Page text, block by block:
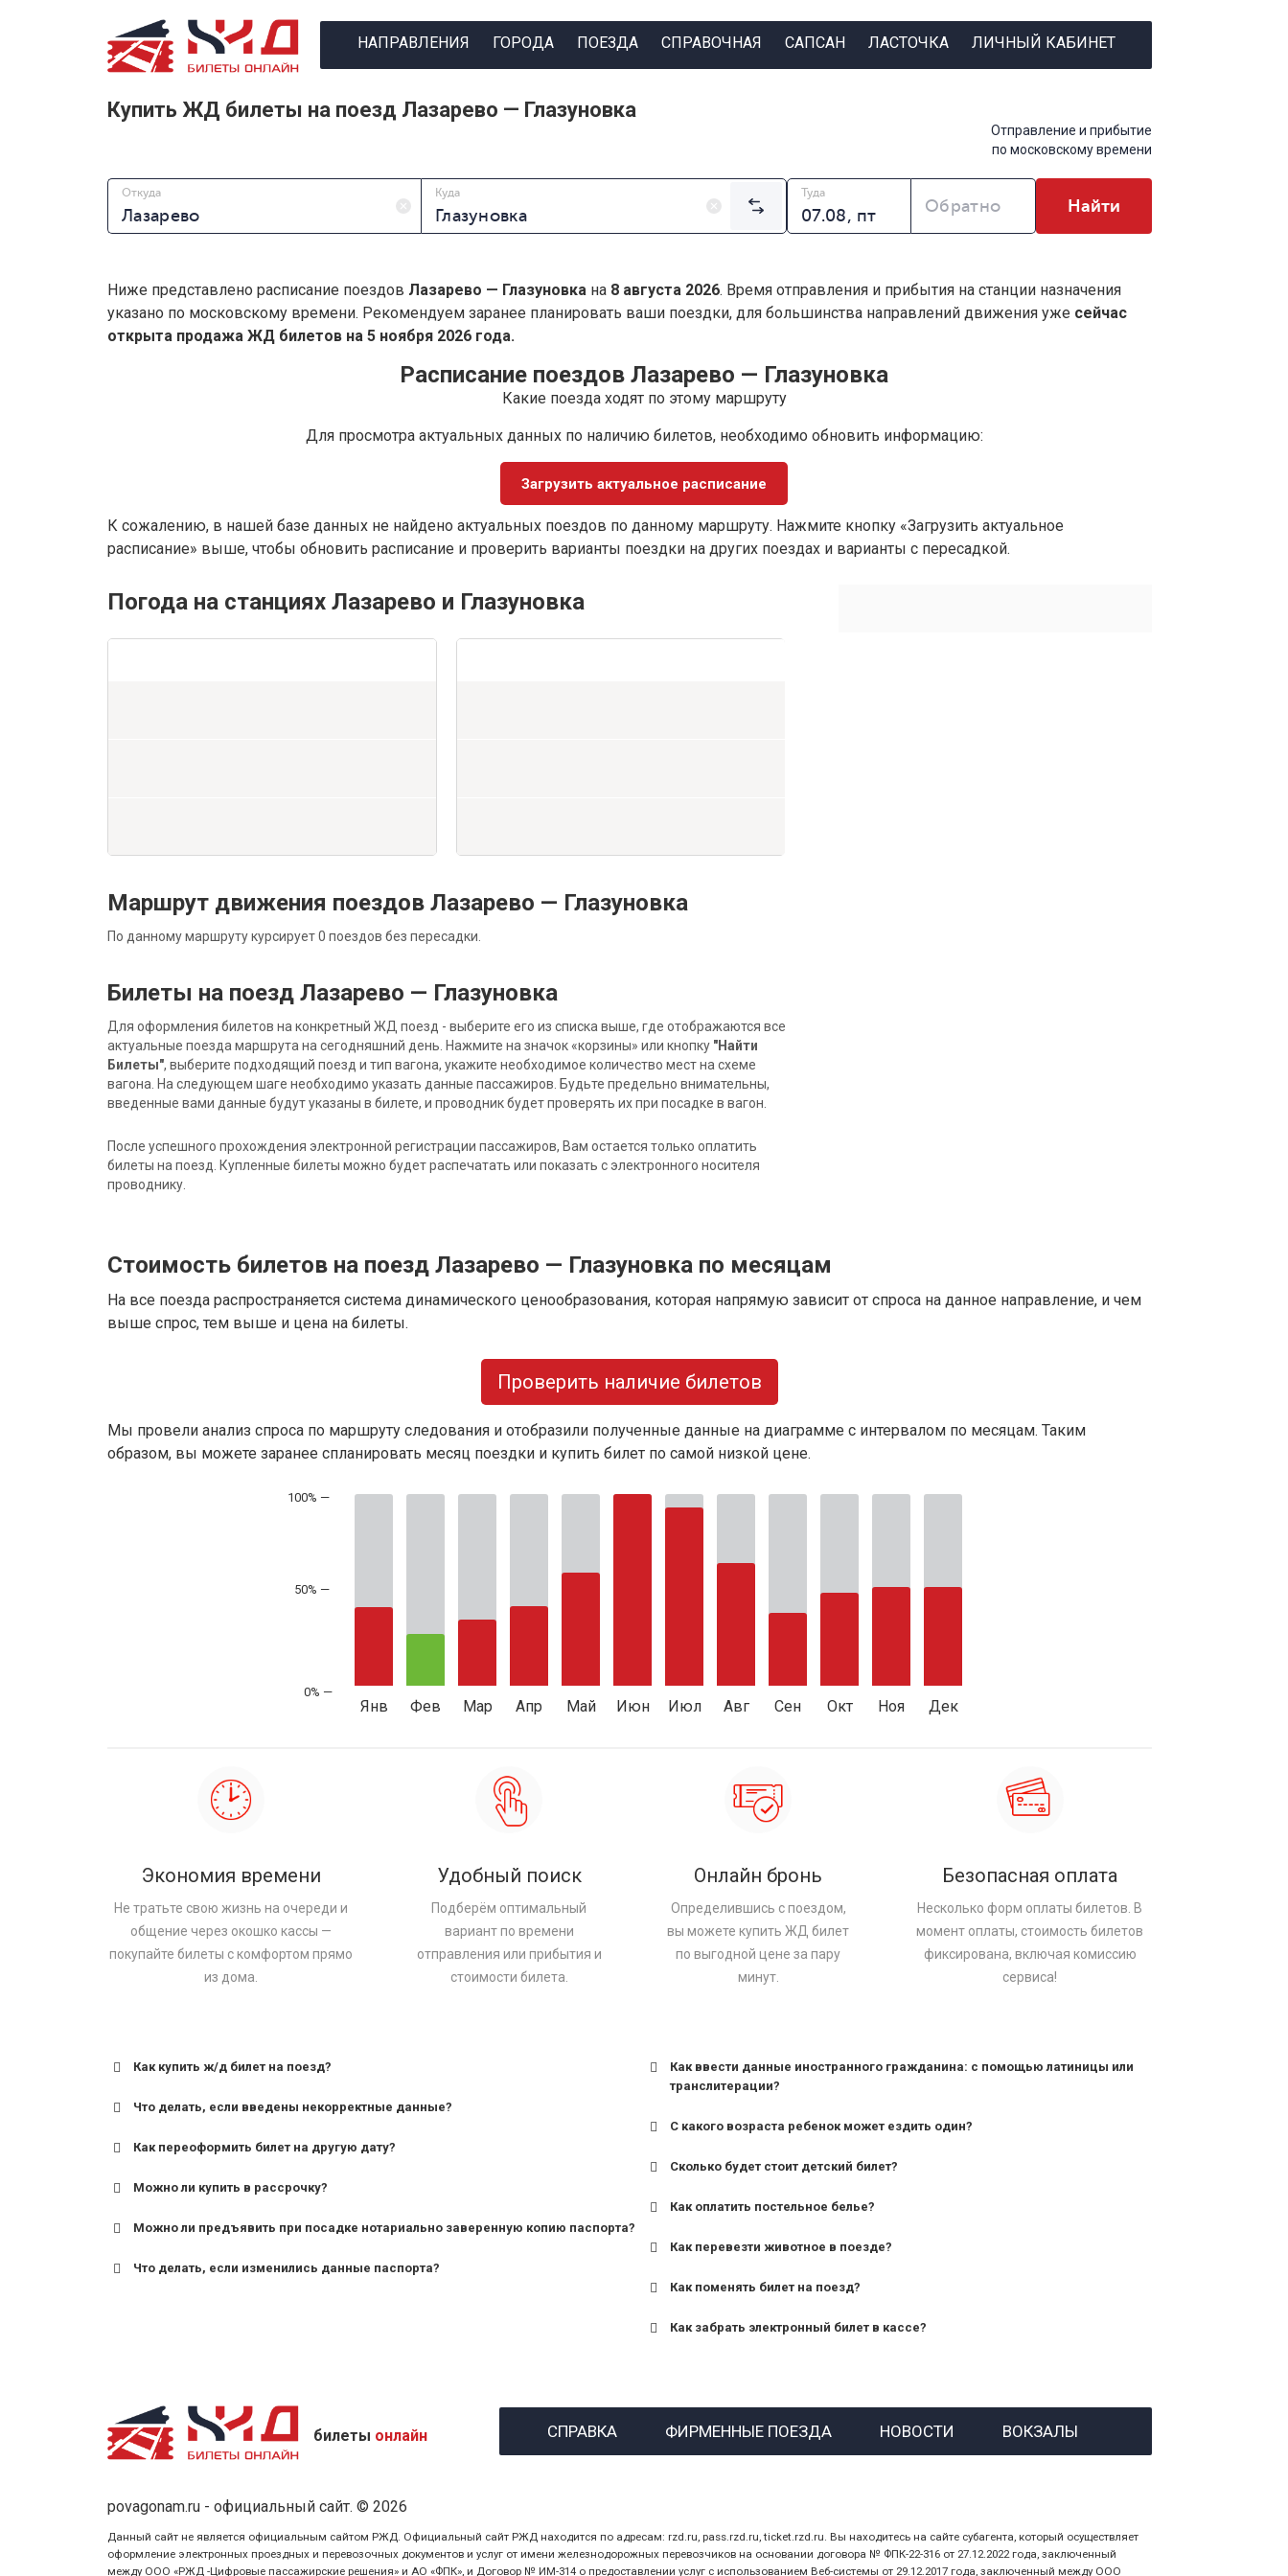
НАПРАВЛЕНИЯ ГОРОДА ПОЕЗДА СПРАВОЧНАЯ САПСАН ЛАСТОЧКА ЛИЧНЫЙ КАБИНЕТ
Купить ЖД билеты на поезд Лазарево — Глазуновка
Отправление и прибытие
по московскому времени
Откуда Куда Туда
Обратно Найти
Ниже представлено расписание поездов Лазарево — Глазуновка на 8 августа 2026. Время отправления и прибытия на станции назначения
указано по московскому времени. Рекомендуем заранее планировать ваши поездки, для большинства направлений движения уже сейчас
открыта продажа ЖД билетов на 5 ноября 2026 года.
Расписание поездов Лазарево — Глазуновка
Какие поезда ходят по этому маршруту
Для просмотра актуальных данных по наличию билетов, необходимо обновить информацию:
Загрузить актуальное расписание
К сожалению, в нашей базе данных не найдено актуальных поездов по данному маршруту. Нажмите кнопку «Загрузить актуальное
расписание» выше, чтобы обновить расписание и проверить варианты поездки на других поездах и варианты с пересадкой.
Погода на станциях Лазарево и Глазуновка
Маршрут движения поездов Лазарево — Глазуновка
По данному маршруту курсирует 0 поездов без пересадки.
Билеты на поезд Лазарево — Глазуновка
Для оформления билетов на конкретный ЖД поезд - выберите его из списка выше, где отображаются все
актуальные поезда маршрута на сегодняшний день. Нажмите на значок «корзины» или кнопку "Найти
Билеты", выберите подходящий поезд и тип вагона, укажите необходимое количество мест на схеме
вагона. На следующем шаге необходимо указать данные пассажиров. Будьте предельно внимательны,
введенные вами данные будут указаны в билете, и проводник будет проверять их при посадке в вагон.
После успешного прохождения электронной регистрации пассажиров, Вам остается только оплатить
билеты на поезд. Купленные билеты можно будет распечатать или показать с электронного носителя
проводнику.
Стоимость билетов на поезд Лазарево — Глазуновка по месяцам
На все поезда распространяется система динамического ценообразования, которая напрямую зависит от спроса на данное направление, и чем
выше спрос, тем выше и цена на билеты.
Проверить наличие билетов
Мы провели анализ спроса по маршруту следования и отобразили полученные данные на диаграмме с интервалом по месяцам. Таким
образом, вы можете заранее спланировать месяц поездки и купить билет по самой низкой цене.
50% —
Янв Фев Мар Апр Май Июн Июл Авг Сен Окт Ноя Дек
Экономия времени
Не тратьте свою жизнь на очереди и
общение через окошко кассы —
покупайте билеты с комфортом прямо
из дома.
Удобный поиск
Подберём оптимальный
вариант по времени
отправления или прибытия и
стоимости билета.
Онлайн бронь
Определившись с поездом,
вы можете купить ЖД билет
по выгодной цене за пару
минут.
Безопасная оплата
Несколько форм оплаты билетов. В
момент оплаты, стоимость билетов
фиксирована, включая комиссию
сервиса!
Как купить ж/д билет на поезд?
Что делать, если введены некорректные данные?
Как переоформить билет на другую дату?
Можно ли купить в рассрочку?
Можно ли предъявить при посадке нотариально заверенную копию паспорта?
Что делать, если изменились данные паспорта?
Как ввести данные иностранного гражданина: с помощью латиницы или
транслитерации?
С какого возраста ребенок может ездить один?
для поездов дальнего следования — от 10 лет и старше;
Сколько будет стоит детский билет?
Как оплатить постельное белье?
Как перевезти животное в поезде?
Как поменять билет на поезд?
Как забрать электронный билет в кассе?
назвав кассиру 14-значный номер заказа;
билеты онлайн СПРАВКА ФИРМЕННЫЕ ПОЕЗДА НОВОСТИ ВОКЗАЛЫ
povagonam.ru - официальный сайт. © 2026
Данный сайт не является официальным сайтом РЖД. Официальный сайт РЖД находится по адресам: rzd.ru, pass.rzd.ru, ticket.rzd.ru. Вы находитесь на сайте субагента, который осуществляет
оформление электронных проездных и перевозочных документов и услуг от имени железнодорожных перевозчиков на основании договора № ФПК-22-316 от 27.12.2022 года, заключенный
между ООО «РЖД -Цифровые пассажирские решения» и АО «ФПК», и Договор № ИМ-314 о предоставлении услуг с использованием Веб-системы от 29.12.2017 года, заключенный между ООО